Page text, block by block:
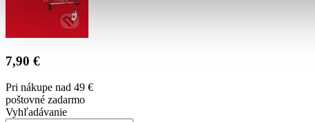
7,90 €
Pri nákupe nad 49 €
poštovné zadarmo
Vyhľadávanie